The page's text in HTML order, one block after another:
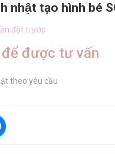
nhật tạo hình bé
đặt trước
để được tư vấn
theo yêu cầu